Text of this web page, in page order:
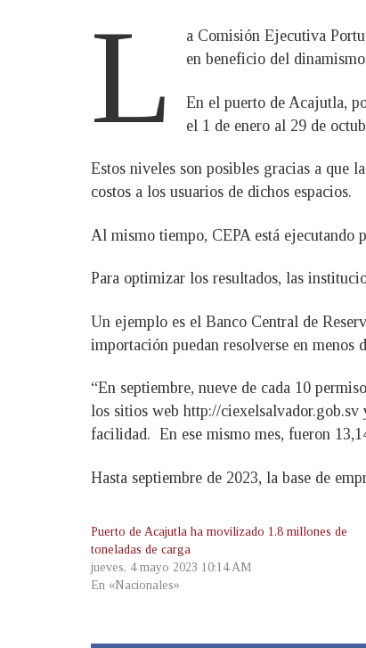
L
a Comisión Ejecutiva
en beneficio del
En el puerto de Acajutla,
el 1 de enero al 29 de
Estos niveles son posibles gracias a que
costos a los usuarios de dichos espacios.
Al mismo tiempo, CEPA está ejecutando
Para optimizar los resultados, las
Un ejemplo es el Banco Central de
importación puedan resolverse en menos
“En septiembre, nueve de cada 10
los sitios web http://
facilidad. En ese mismo mes, fueron
Hasta septiembre de 2023, la base de
Puerto de Acajutla ha movilizado 1.8 millones de
toneladas de carga
jueves, 4 mayo 2023 10:14 AM
En «Nacionales»